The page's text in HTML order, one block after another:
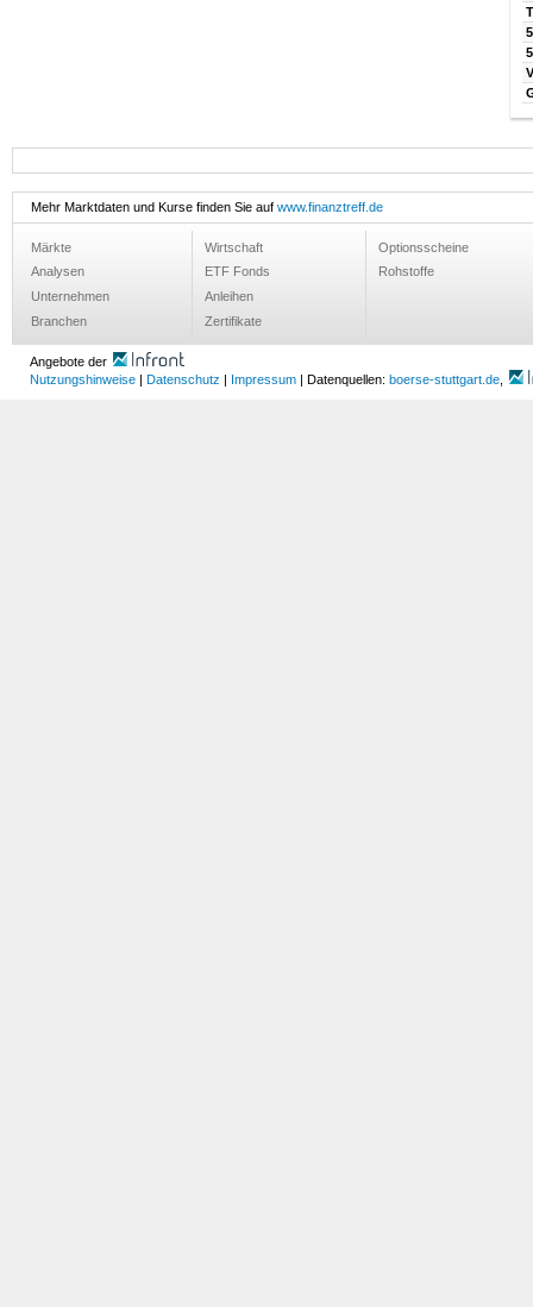
Mehr Marktdaten und Kurse finden Sie auf www.finanztreff.de
Märkte
Analysen
Unternehmen
Branchen
Wirtschaft
ETF Fonds
Anleihen
Zertifikate
Optionsscheine
Rohstoffe
Angebote der
Nutzungshinweise
Datenschutz Impressum | Datenquellen: boerse-stuttgart.de,